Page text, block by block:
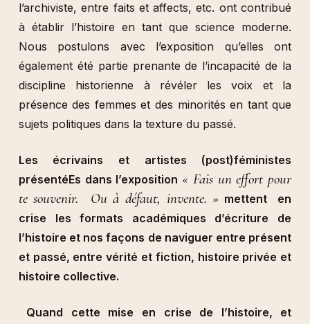
l’archiviste, entre faits et affects, etc. ont contribué
à établir l’histoire en tant que science moderne.
Nous postulons avec l’exposition qu’elles ont
également été partie prenante de l’incapacité de la
discipline historienne à révéler les voix et la
présence des femmes et des minorités en tant que
sujets politiques dans la texture du passé.
Les écrivains et artistes (post)féministes
présentéEs dans l’exposition « Fais un effort pour
te souvenir. Ou à défaut, invente. » mettent en
crise les formats académiques d’écriture de
l’histoire et nos façons de naviguer entre présent
et passé, entre vérité et fiction, histoire privée et
histoire collective.
Quand cette mise en crise de l’histoire, et